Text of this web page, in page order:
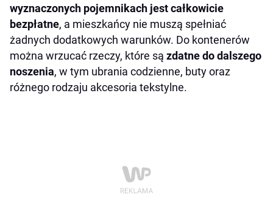
wyznaczonych pojemnikach jest całkowicie
bezpłatne, a mieszkańcy nie muszą spełniać
żadnych dodatkowych warunków. Do kontenerów
można wrzucać rzeczy, które są zdatne do dalszego
noszenia, w tym ubrania codzienne, buty oraz
różnego rodzaju akcesoria tekstylne.